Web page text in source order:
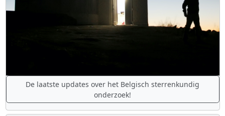
De laatste updates over het Belgisch sterrenkundig
onderzoek!